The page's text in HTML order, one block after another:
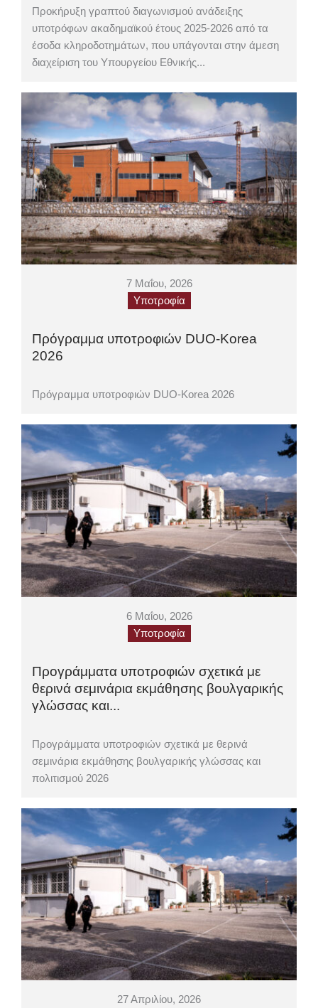
Προκήρυξη γραπτού διαγωνισμού ανάδειξης
υποτρόφων ακαδημαϊκού έτους 2025-2026 από τα
έσοδα κληροδοτημάτων, που υπάγονται στην άμεση
διαχείριση του Υπουργείου Εθνικής...
7 Μαΐου, 2026
Υποτροφία
Πρόγραμμα υποτροφιών DUO-Korea
2026
Πρόγραμμα υποτροφιών DUO-Korea 2026
6 Μαΐου, 2026
Υποτροφία
Προγράμματα υποτροφιών σχετικά με
θερινά σεμινάρια εκμάθησης βουλγαρικής
γλώσσας και...
Προγράμματα υποτροφιών σχετικά με θερινά
σεμινάρια εκμάθησης βουλγαρικής γλώσσας και
πολιτισμού 2026
27 Απριλίου, 2026